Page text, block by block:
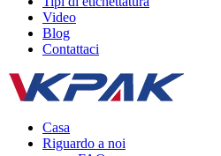
Video
Blog
Contattaci
Casa
Riguardo a noi